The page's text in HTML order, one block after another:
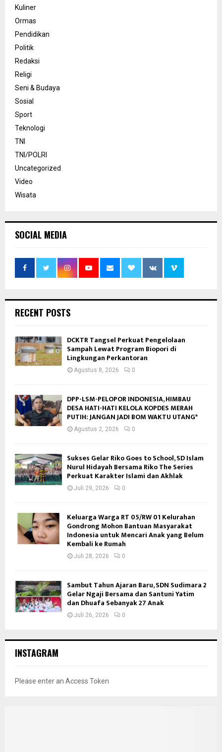
Kuliner
Ormas
Pendidikan
Politik
Redaksi
Religi
Seni & Budaya
Sosial
Sport
Teknologi
TNI
TNI/POLRI
Uncategorized
Video
Wisata
SOCIAL MEDIA
RECENT POSTS
DCKTR Tangsel Perkuat Pengelolaan
Sampah Lewat Program Biopori di
Lingkungan Perkantoran
Agustus 8, 2026 0
DPP-LSM-PELOPOR INDONESIA, HIMBAU
DESA HATI-HATI KELOLA KOPDES MERAH
PUTIH: JANGAN JADI BOM WAKTU UTANG*
Agustus 2, 2026 0
Sukses Gelar Riko Goes to School, SD Islam
Nurul Hidayah Bersama Riko The Series
Perkuat Karakter Islami dan Akhlak
Juli 29, 2026 0
Keluarga Warga RT 05/RW 01 Kelurahan
Gondrong Mohon Bantuan Masyarakat
Indonesia untuk Mencari Anak yang Belum
Kembali ke Rumah
Juli 28, 2026 0
Sambut Tahun Ajaran Baru, SDN Sudimara 2
Gelar Ngaji Bersama dan Santuni Yatim
dan Dhuafa Sebanyak 27 Anak
Juli 26, 2026 0
INSTAGRAM
Please enter an Access Token